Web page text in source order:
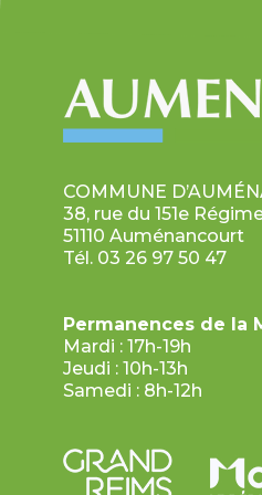
COMMUNE
38, rue du 151e
51110 Auménancourt
Tél. 03 26 97 50 47
Permanences de la
Mardi : 17h-19h
Jeudi : 10h-13h
Samedi : 8h-12h